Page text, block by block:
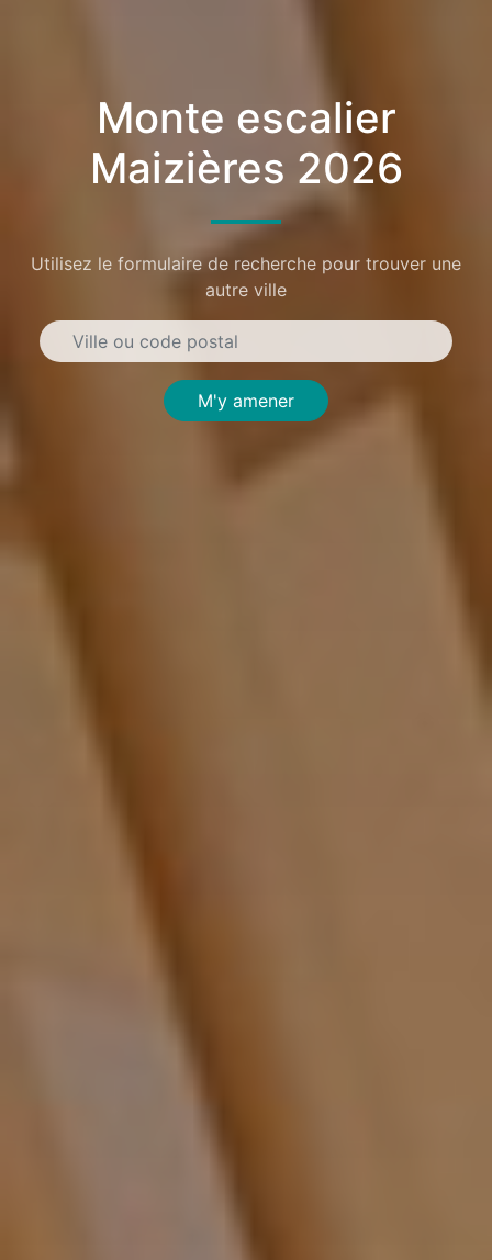
Monte escalier
Maizières 2026
Utilisez le formulaire de recherche pour trouver une
autre ville
M'y amener